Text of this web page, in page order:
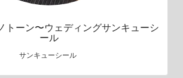
トーン〜ウェディングサンキューシ
ール
サンキューシール